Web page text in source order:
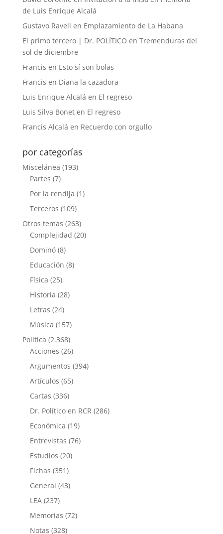
de Luis Enrique Alcalá
Gustavo Ravell en Emplazamiento de La Habana
El primo tercero | Dr. POLÍTICO en Tremenduras del
sol de diciembre
Francis en Esto sí son bolas
Francis en Diana la cazadora
Luis Enrique Alcalá en El regreso
Luis Silva Boneten El regreso
Francis Alcalá en Recuerdo con orgullo
por categorías
Miscelánea (193)
Partes (7)
Por la rendija (1)
Terceros (109)
Otros temas (263)
Complejidad (20)
Dominó(8)
Educación (8)
Física (25)
Historia (28)
Letras (24)
Música (157)
Política (2.368)
Acciones (26)
Argumentos (394)
Artículos (65)
Cartas (336)
Dr. Político en RCR (286)
Económica (19)
Entrevistas (76)
Estudios (20)
Fichas (351)
General (43)
LEA(237)
Memorias (72)
Notas (328)